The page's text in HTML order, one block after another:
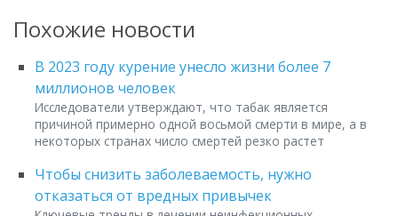
Похожие новости
В 2023 году курение унесло жизни более 7
миллионов человек
Исследователи утверждают, что табак является
причиной примерно одной восьмой смерти в мире, а в
некоторых странах число смертей резко растет
Чтобы снизить заболеваемость, нужно
отказаться от вредных привычек